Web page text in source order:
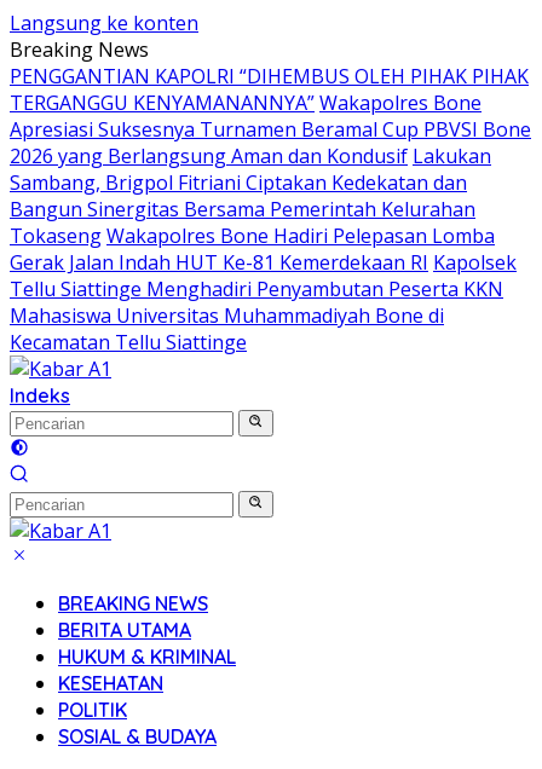
Langsung ke konten
Breaking News
PENGGANTIAN KAPOLRI “DIHEMBUS OLEH PIHAK PIHAK
TERGANGGU KENYAMANANNYA”Wakapolres Bone
Apresiasi Suksesnya Turnamen Beramal Cup PBVSI Bone
2026 yang Berlangsung Aman dan Kondusif Lakukan
Sambang, Brigpol Fitriani Ciptakan Kedekatan dan
Bangun Sinergitas Bersama Pemerintah Kelurahan
TokasengWakapolres Bone Hadiri Pelepasan Lomba
Gerak Jalan Indah HUT Ke-81 Kemerdekaan RI Kapolsek
Tellu Siattinge Menghadiri Penyambutan Peserta KKN
Mahasiswa Universitas Muhammadiyah Bone di
Kecamatan Tellu Siattinge
Indeks
BREAKING NEWS
BERITA UTAMA
HUKUM & KRIMINAL
KESEHATAN
POLITIK
SOSIAL & BUDAYA